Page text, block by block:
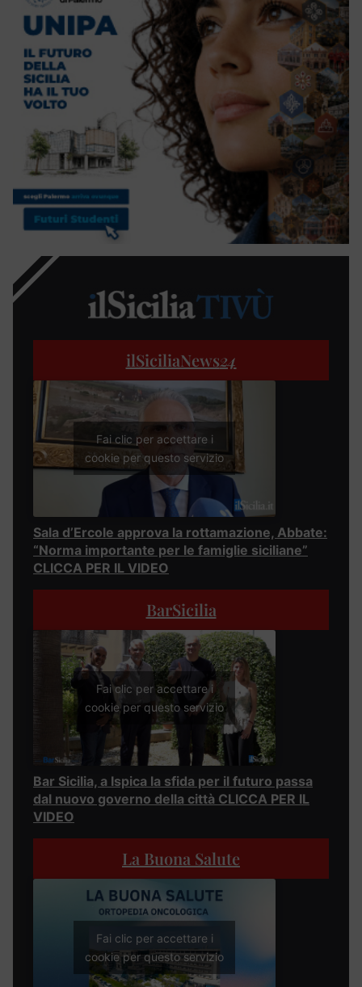
ilSiciliaNews24
Fai clic per accettare i
cookie per questo servizio
Sala d’Ercole approva la rottamazione, Abbate:
“Norma importante per le famiglie siciliane”
CLICCA PER IL VIDEO
BarSicilia
Fai clic per accettare i
cookie per questo servizio
Bar Sicilia, a Ispica la sfida per il futuro passa
dal nuovo governo della città CLICCA PER IL
VIDEO
La Buona Salute
Fai clic per accettare i
cookie per questo servizio